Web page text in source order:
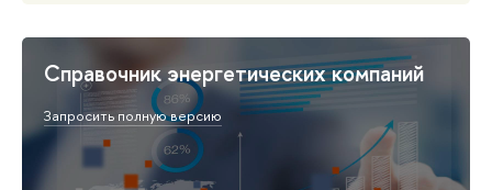
Справочник энергетических компаний
Запросить полную версию